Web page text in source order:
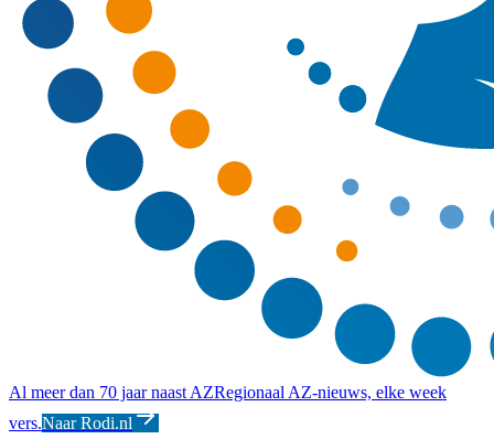
Al meer dan 70 jaar naast AZRegionaal AZ-nieuws, elke week
vers.Naar Rodi.nl